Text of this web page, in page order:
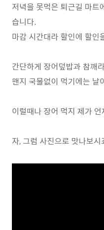
저녁을 못먹은 퇴근길 마트
습니다.
마감 시간대라 할인에 할
간단하게 장어덮밥과 참깨
왠지 국물없이 먹기에는 날
이럴때나 장어 먹지 제가
자, 그럼 사진으로 맛나보시